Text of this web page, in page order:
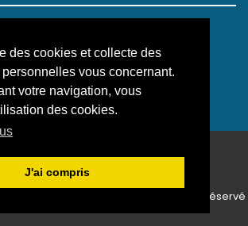
des cookies et collecte des
vous concernant.
votre navigation, vous
des cookies.
J'ai compris
—Politique de confidentialité
9
Accès réservé